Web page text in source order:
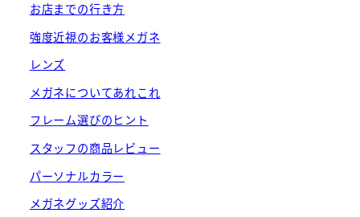
お店までの行き方
強度近視のお客様メガネ
レンズ
メガネについてあれこれ
フレーム選びのヒント
スタッフの商品レビュー
パーソナルカラー
メガネグッズ紹介